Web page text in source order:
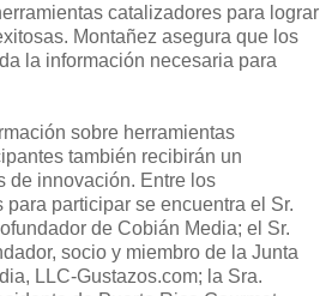
catalizadores para lograr
. Montañez asegura que l os
la información necesaria para
sobre herramientas
también recibirán un
de innovación. Entre los
para participar se encuentra el Sr.
ofundador de Cobián Media; el Sr.
socio y miembro de la Junta
LLC-Gustazos.com; la Sra.